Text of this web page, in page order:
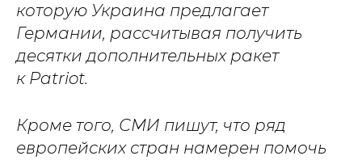
которую Украина предлагает
Германии, рассчитывая получить
десятки дополнительных ракет
к Patriot.
Кроме того, СМИ пишут, что ряд
европейских стран намерен помочь